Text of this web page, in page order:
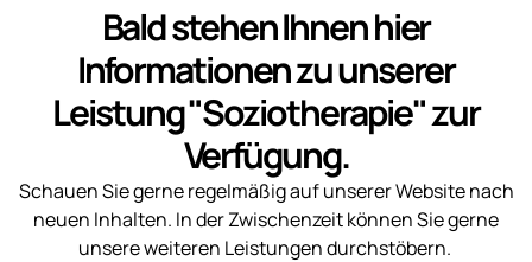
Bald stehen Ihnen hier
Informationen zu unserer
Leistung "Soziotherapie" zur
Verfügung.
Schauen Sie gerne regelmäßig auf unserer Website nach
neuen Inhalten. In der Zwischenzeit können Sie gerne
unsere weiteren Leistungen durchstöbern.